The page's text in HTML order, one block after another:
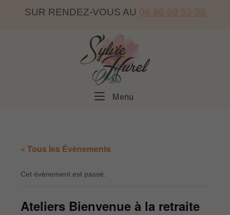
SUR RENDEZ-VOUS AU 06 86 69 53 36
Home
Menu
« Tous les Évènements
Cet évènement est passé.
Ateliers Bienvenue à la retraite